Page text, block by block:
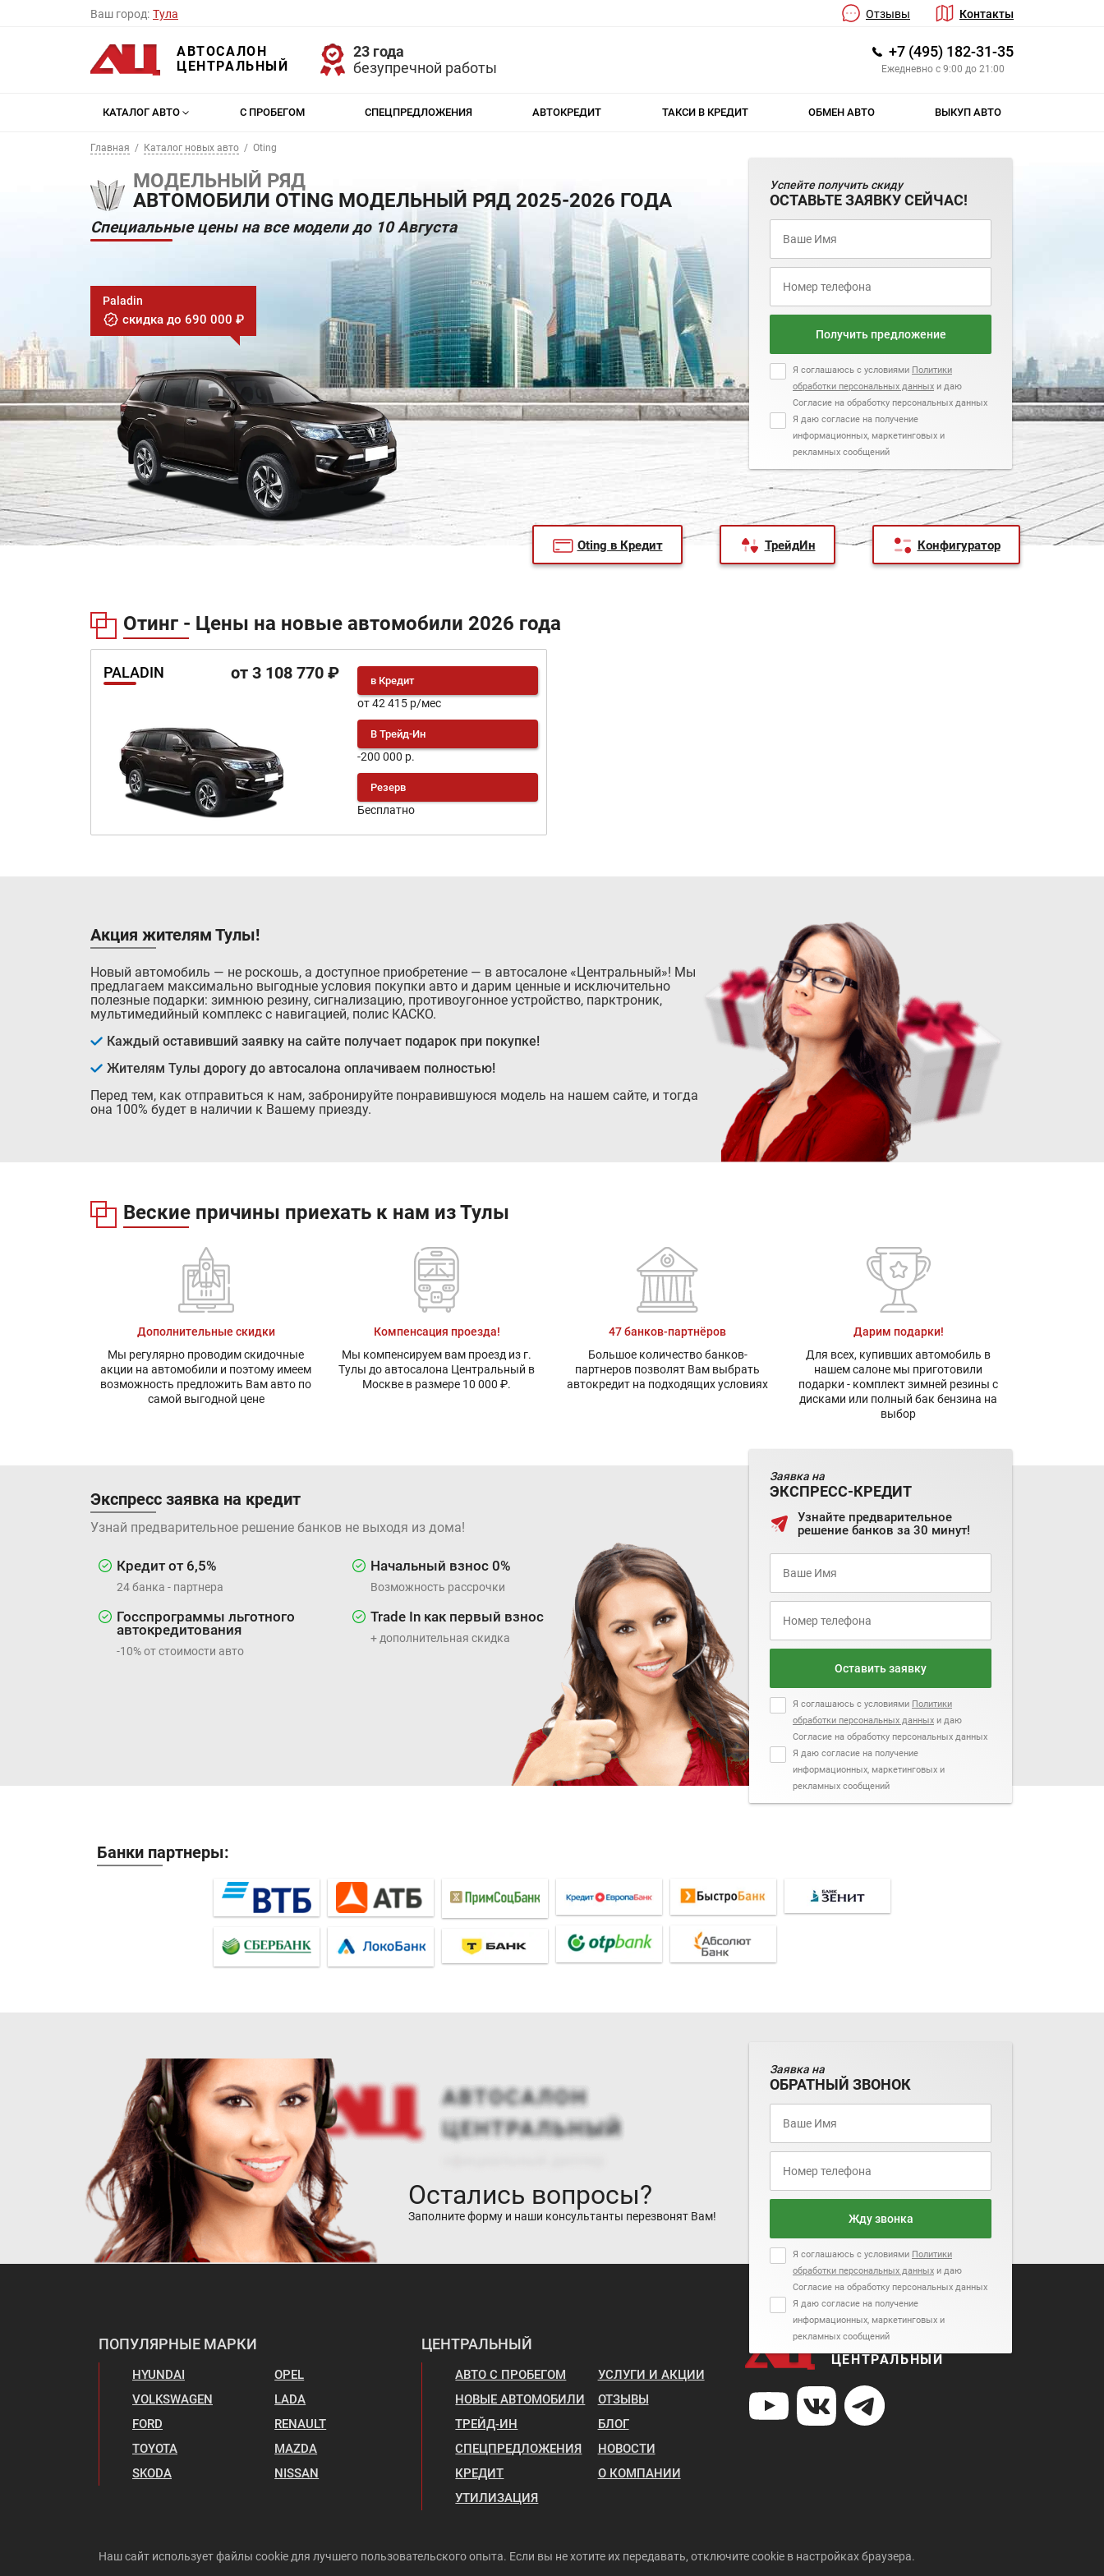
Ваш город: Тула Отзывы Контакты
АВТОСАЛОН
ЦЕНТРАЛЬНЫЙ
23 года
безупречной работы
+7 (495) 182-31-35
Ежедневно с 9:00 до 21:00
КАТАЛОГ АВТО С ПРОБЕГОМ СПЕЦПРЕДЛОЖЕНИЯ АВТОКРЕДИТ ТАКСИ В КРЕДИТ ОБМЕН АВТО ВЫКУП АВТО
Главная Каталог новых авто Oting
МОДЕЛЬНЫЙ РЯД
АВТОМОБИЛИ OTING МОДЕЛЬНЫЙ РЯД 2025-2026 ГОДА
Специальные цены на все модели до 10 Августа
Paladin
скидка до 690 000 ₽
Успейте получить скиду
ОСТАВЬТЕ ЗАЯВКУ СЕЙЧАС!
Получить предложение
Я соглашаюсь с условиями Политики
обработки персональных данных и даю
Согласие на обработку персональных данных
Я даю согласие на получение
информационных, маркетинговых и
рекламных сообщений
Oting в Кредит ТрейдИн Конфигуратор
Отинг - Цены на новые автомобили 2026 года
PALADIN от 3 108 770 ₽ в Кредит
от 42 415 р/мес
В Трейд-Ин
-200 000 р.
Резерв
Бесплатно
Акция жителям Тулы!
Новый автомобиль — не роскошь, а доступное приобретение — в автосалоне «Центральный»! Мы
предлагаем максимально выгодные условия покупки авто и дарим ценные и исключительно
полезные подарки: зимнюю резину, сигнализацию, противоугонное устройство, парктроник,
мультимедийный комплекс с навигацией, полис КАСКО.
Каждый оставивший заявку на сайте получает подарок при покупке!
Жителям Тулы дорогу до автосалона оплачиваем полностью!
Перед тем, как отправиться к нам, забронируйте понравившуюся модель на нашем сайте, и тогда
она 100% будет в наличии к Вашему приезду.
Веские причины приехать к нам из Тулы
Дополнительные скидки
Мы регулярно проводим скидочные
акции на автомобили и поэтому имеем
возможность предложить Вам авто по
самой выгодной цене
Компенсация проезда!
Мы компенсируем вам проезд из г.
Тулы до автосалона Центральный в
Москве в размере 10 000 ₽.
47 банков-партнёров
Большое количество банков-
партнеров позволят Вам выбрать
автокредит на подходящих условиях
Дарим подарки!
Для всех, купивших автомобиль в
нашем салоне мы приготовили
подарки - комплект зимней резины с
дисками или полный бак бензина на
выбор
Экспресс заявка на кредит
Узнай предварительное решение банков не выходя из дома!
Кредит от 6,5%
24 банка - партнера
Начальный взнос 0%
Возможность рассрочки
Госспрограммы льготного
автокредитования
-10% от стоимости авто
Trade In как первый взнос
+ дополнительная скидка
Заявка на
ЭКСПРЕСС-КРЕДИТ
Узнайте предварительное
решение банков за 30 минут!
Оставить заявку
Я соглашаюсь с условиями Политики
обработки персональных данных и даю
Согласие на обработку персональных данных
Я даю согласие на получение
информационных, маркетинговых и
рекламных сообщений
Банки партнеры:
Остались вопросы?
Заполните форму и наши консультанты перезвонят Вам!
Заявка на
ОБРАТНЫЙ ЗВОНОК
Жду звонка
Я соглашаюсь с условиями Политики
обработки персональных данных и даю
Согласие на обработку персональных данных
Я даю согласие на получение
информационных, маркетинговых и
рекламных сообщений
ПОПУЛЯРНЫЕ МАРКИ
HYUNDAI
VOLKSWAGEN
FORD
TOYOTA
SKODA
OPEL
LADA
RENAULT
MAZDA
NISSAN
ЦЕНТРАЛЬНЫЙ
АВТО С ПРОБЕГОМ
НОВЫЕ АВТОМОБИЛИ
ТРЕЙД-ИН
СПЕЦПРЕДЛОЖЕНИЯ
КРЕДИТ
УТИЛИЗАЦИЯ
УСЛУГИ И АКЦИИ
ОТЗЫВЫ
БЛОГ
НОВОСТИ
О КОМПАНИИ
АВТОСАЛОН
ЦЕНТРАЛЬНЫЙ
Наш сайт использует файлы cookie для лучшего пользовательского опыта. Если вы не хотите их передавать, отключите cookie в настройках браузера.